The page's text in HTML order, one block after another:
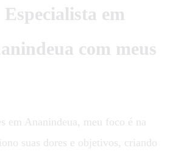
em
com meus
em Ananindeua, meu foco é na
suas dores e objetivos, criando